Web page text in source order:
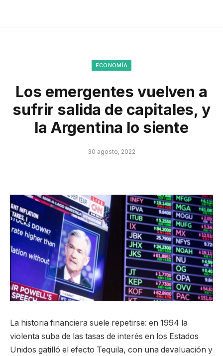
ECONOMÍA
Los emergentes vuelven a
sufrir salida de capitales, y
la Argentina lo siente
30 agosto, 2022
La historia financiera suele repetirse: en 1994 la
violenta suba de las tasas de interés en los Estados
Unidos gatilló el efecto Tequila, con una devaluación y